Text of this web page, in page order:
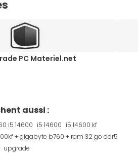
PC Materiel.net
aussi :
i5 14600 i5 14600 i5 14600 kf
+ gigabyte b760 + ram 32 go ddr5
upgrade